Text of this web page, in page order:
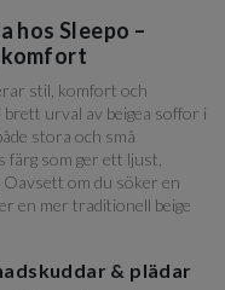
hos Sleepo –
komfort
stil, komfort och
urval av beigea soffor i
stora och små
färg som ger ett ljust,
om du söker en
en mer traditionell beige
& plädar